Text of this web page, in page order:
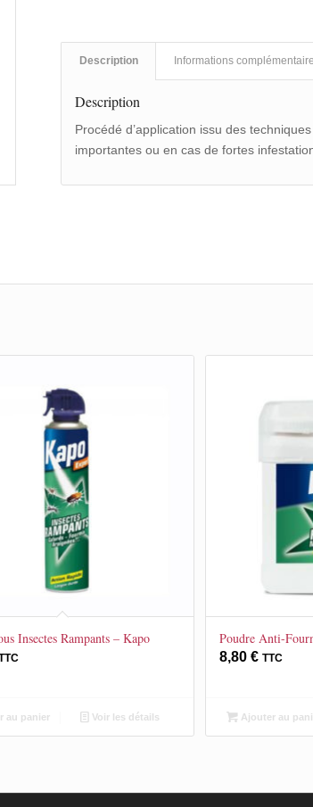
Description Informations
Description
Procédé d’application issu des
importantes ou en cas de fortes
Insectes Rampants – Kapo
au panier Voir les détails
Poudre Anti-
8,80€ TTC
Ajouter au